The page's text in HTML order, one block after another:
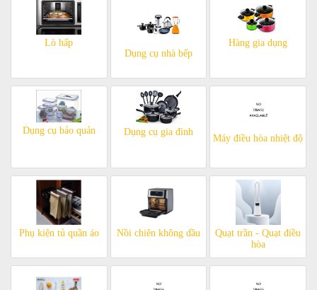
Lò hấp
Dụng cụ nhà bếp
Hàng gia dụng
Dụng cụ bảo quản Dụng cụ gia đình
Máy điều hòa nhiệt độ
Phụ kiện tủ quần áo Nồi chiên không dầu
Quạt trần - Quạt điều
hòa